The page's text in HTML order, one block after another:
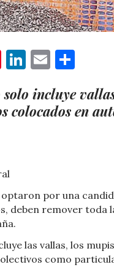
Pinterest
LinkedIn
Email
incluye
colocados en
optaron por una
deben remover toda
las vallas, los
como